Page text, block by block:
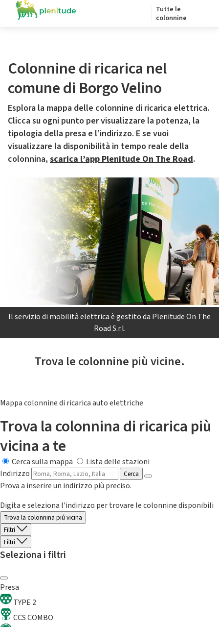
Tutte le
colonnine
Colonnine di ricarica nel
comune di Borgo Velino
Esplora la mappa delle colonnine di ricarica elettrica.
Clicca su ogni punto per visualizzare la potenza, la
tipologia della presa e l’indirizzo. E se vuoi
visualizzare la disponibilità in tempo reale della
colonnina, scarica l’app Plenitude On The Road.
Il servizio di mobilità elettrica è gestito da Plenitude On The
Road S.r.l.
Trova le colonnine più vicine.
Mappa colonnine di ricarica auto elettriche
Trova la colonnina di ricarica più
vicina a te
Cerca sulla mappa
Lista delle stazioni
Indirizzo
Cerca
Prova a inserire un indirizzo più preciso.
Digita e seleziona l'indirizzo per trovare le colonnine disponibili
Trova la colonnina piú vicina
Filtri
Filtri
Seleziona i filtri
Presa
TYPE 2
CCS COMBO